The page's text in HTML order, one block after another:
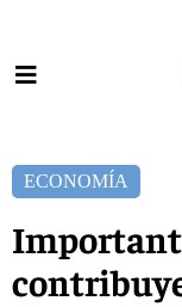
ECONOMÍA